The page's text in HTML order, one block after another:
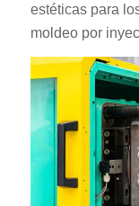
estéticas para
moldeo por